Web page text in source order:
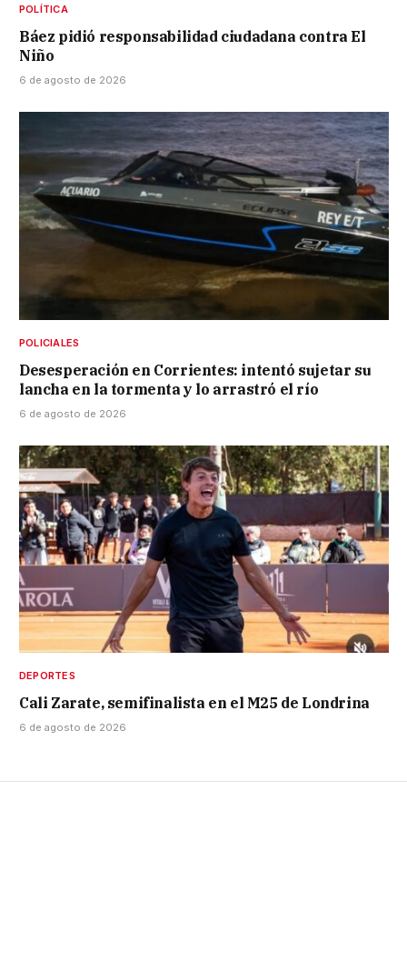
POLÍTICA
Báez pidió responsabilidad ciudadana contra El
Niño
6 de agosto de 2026
POLICIALES
Desesperación en Corrientes: intentó sujetar su
lancha en la tormenta y lo arrastró el río
6 de agosto de 2026
DEPORTES
Cali Zarate, semifinalista en el M25 de Londrina
6 de agosto de 2026